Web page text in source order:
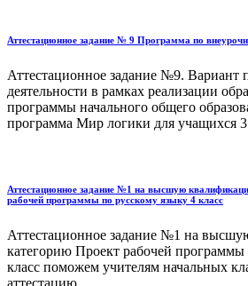
Аттестационное задание № 9 Программа по
Аттестационное задание №9. Вариант
деятельности в рамках реализации
программы начального общего
программа Мир логики для учащихся 3
Аттестационное задание №1 на высшую
рабочей программы по русскому языку 4 класс
Аттестационное задание №1 на
категорию Проект рабочей программы
класс поможем учителям начальных
аттестацию...